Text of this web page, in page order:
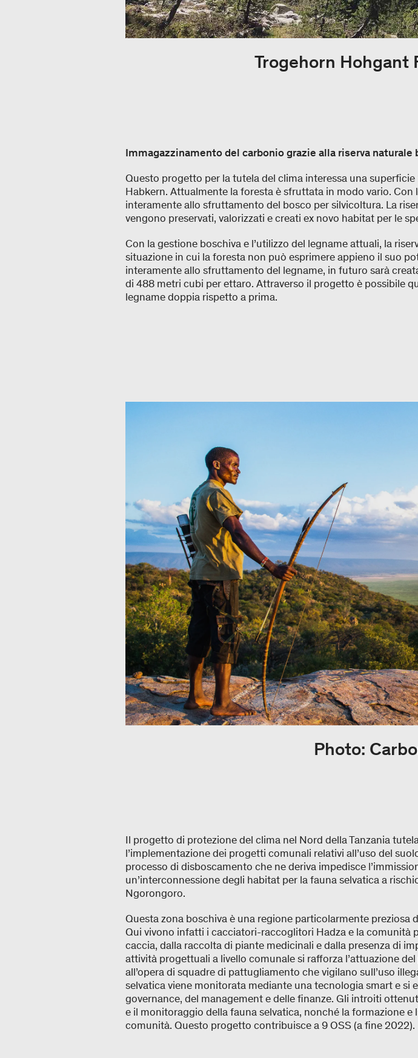
Trogehorn Hohgant
Immagazzinamento del carbonio grazie alla riserva naturale
Questo progetto per la tutela del clima interessa una
Habkern. Attualmente la foresta è sfruttata in modo vario.
interamente allo sfruttamento del bosco per silvicoltura. La
vengono preservati, valorizzati e creati ex novo habitat per le
Con la gestione boschiva e l’utilizzo del legname attuali, la
situazione in cui la foresta non può esprimere appieno il suo
interamente allo sfruttamento del legname, in futuro sarà
di 488 metri cubi per ettaro. Attraverso il progetto è possibile
legname doppia rispetto a prima.
Photo:
Il progetto di protezione del clima nel Nord della Tanzania
l’implementazione dei progetti comunali relativi all’uso del
processo di disboscamento che ne deriva impedisce
un’interconnessione degli habitat per la fauna selvatica a
Ngorongoro.
Questa zona boschiva è una regione particolarmente
Qui vivono infatti i cacciatori-raccoglitori Hadza e la comunità
caccia, dalla raccolta di piante medicinali e dalla presenza di
attività progettuali a livello comunale si rafforza l’attuazione
all’opera di squadre di pattugliamento che vigilano sull’uso
selvatica viene monitorata mediante una tecnologia smart e
governance, del management e delle finanze. Gli introiti
e il monitoraggio della fauna selvatica, nonché la formazione
comunità. Questo progetto contribuisce a 9 OSS (a fine 2022).